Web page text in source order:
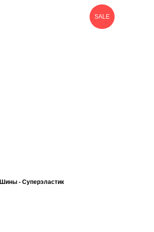
SALE
Шины - Суперэластик